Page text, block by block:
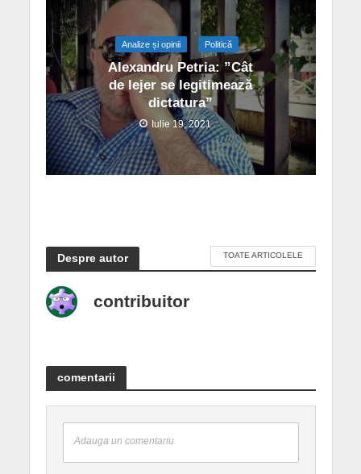
Analize și opinii Politică
Alexandru Petria: ”Cât
de lejer se legitimează
dictatura”
Iulie 19, 2021
Despre autor TOATE ARTICOLELE
contribuitor
comentarii
Adauga un comentariu